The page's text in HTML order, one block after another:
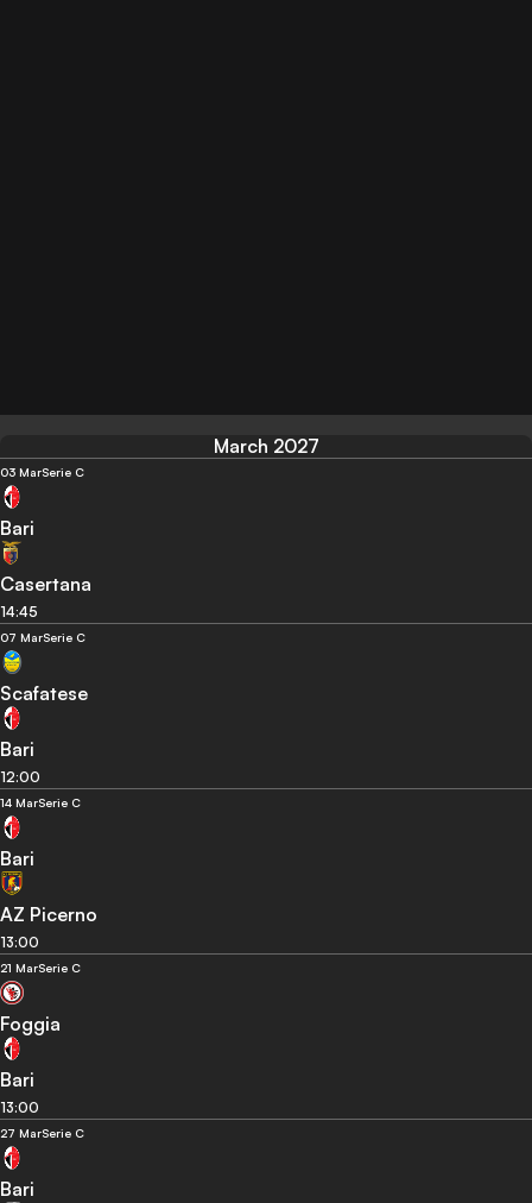
March 2027
03 MarSerie C
Bari
Casertana
14:45
07 MarSerie C
Scafatese
Bari
12:00
14 MarSerie C
Bari
AZ Picerno
13:00
21 MarSerie C
Foggia
Bari
13:00
27 MarSerie C
Bari